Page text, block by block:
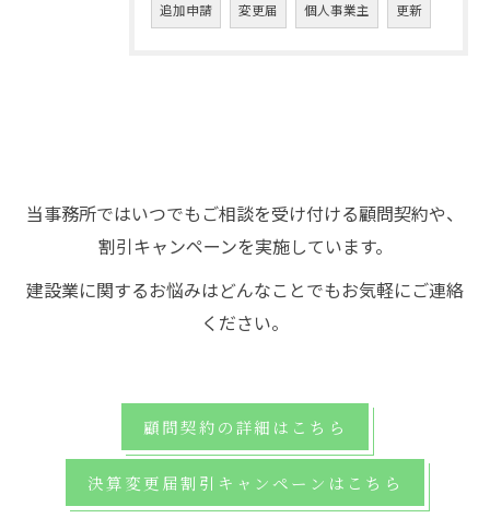
追加申請 変更届 個人事業主 更新
当事務所ではいつでもご相談を受け付ける顧問契約や、
割引キャンペーンを実施しています。
建設業に関するお悩みはどんなことでもお気軽にご連絡
ください。
顧問契約の詳細はこちら
決算変更届割引キャンペーンはこちら